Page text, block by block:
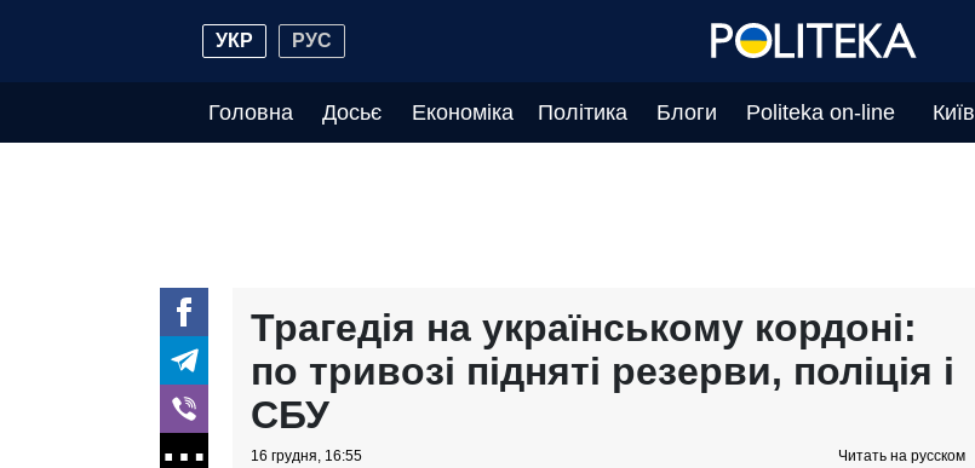
УКР РУС
Головна Досьє Економіка Політика Блоги Politeka on-line Київ
Трагедія на українському кордоні:
по тривозі підняті резерви, поліція і
СБУ
16 грудня, 16:55 Читать на русском